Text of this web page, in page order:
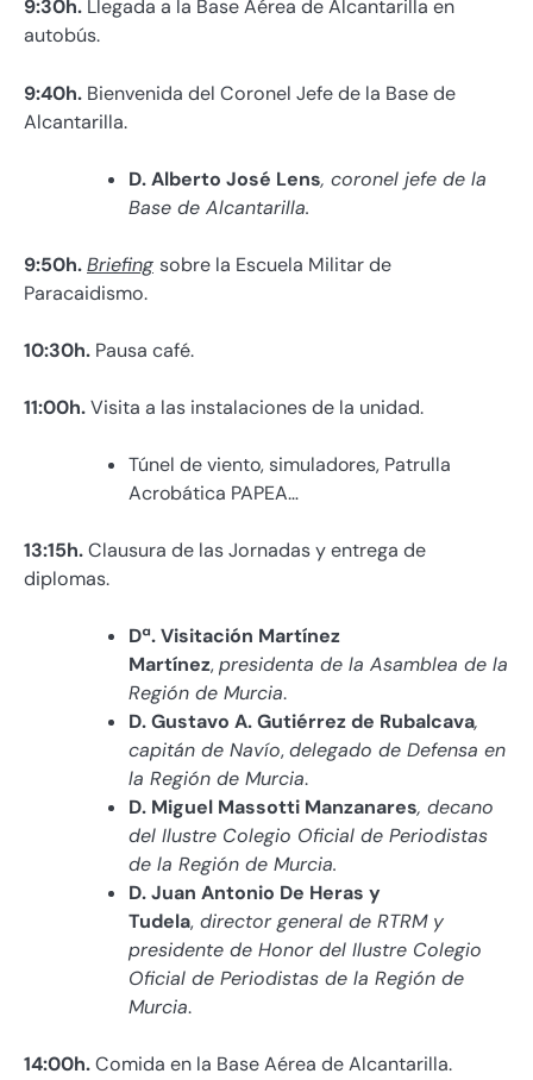
9:30h. Llegada a la Base Aérea de Alcantarilla en
autobús.
9:40h. Bienvenida del Coronel Jefe de la Base de
Alcantarilla.
D. Alberto José Lens, coronel jefe de la
Base de Alcantarilla.
9:50h.Briefing sobre la Escuela Militar de
Paracaidismo.
10:30h. Pausa café.
11:00h.Visita a las instalaciones de la unidad.
Túnel de viento, simuladores, Patrulla
Acrobática PAPEA…
13:15h.Clausura de las Jornadas y entrega de
diplomas.
Dª. Visitación Martínez
Martínez,presidenta de la Asamblea de la
Región de Murcia.
D. Gustavo A. Gutiérrez de Rubalcava,
capitán de Navío,delegado de Defensa en
la Región de Murcia.
D. Miguel Massotti Manzanares, decano
del Ilustre Colegio Oficial de Periodistas
de la Región de Murcia.
D. Juan Antonio De Heras y
Tudela, director general de RTRM y
presidente de Honor del Ilustre Colegio
Oficial de Periodistas de la Región de
Murcia.
14:00h.Comida en la Base Aérea de Alcantarilla.